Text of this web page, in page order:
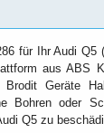
für Ihr Audi Q5
aus ABS
Brodit Geräte
Bohren oder
Q5 zu